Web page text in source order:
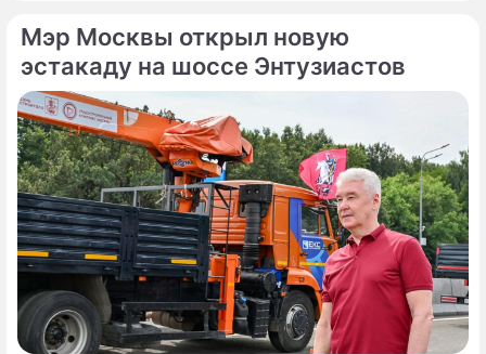
По теме
6 причин неприятного запаха изо рта:
замечания гастроэнтеролога
Вы постоянно пересаливаете? Пора
избавиться от этой привычки!
Гастроэнтеролог предупреждает!
сделал символическое сбрасывание шайбы
на «Арене Мытищи».
Мэр Москвы открыл новую
эстакаду на шоссе Энтузиастов